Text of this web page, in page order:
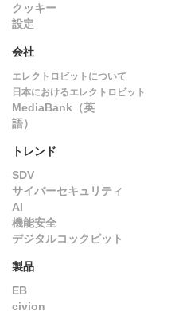
クッキー
設定
会社
エレクトロビットについて
日本におけるエレクトロビット
MediaBank（英
語）
トレンド
SDV
サイバーセキュリティ
AI
機能安全
デジタルコックピット
製品
EB
civion